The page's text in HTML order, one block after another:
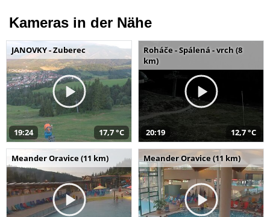
Kameras in der Nähe
JANOVKY - Zuberec
19:24 17,7 °C
Roháče - Spálená - vrch (8
km)
20:19 12,7 °C
Meander Oravice (11 km) Meander Oravice (11 km)